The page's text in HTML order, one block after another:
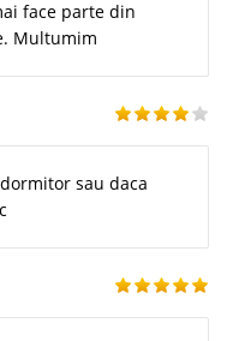
face parte din
Multumim
sau daca